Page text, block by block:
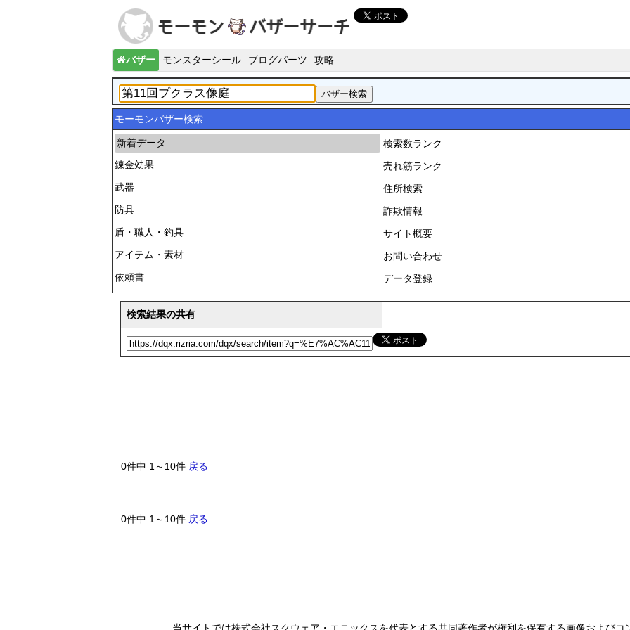
バザー モンスターシール ブログパーツ 攻略
モーモンバザー検索
新着データ
錬金効果
武器
防具
盾・職人・釣具
アイテム・素材
依頼書
検索数ランク
売れ筋ランク
住所検索
詐欺情報
サイト概要
お問い合わせ
データ登録
検索結果の共有
0件中 1～10件 戻る
0件中 1～10件 戻る